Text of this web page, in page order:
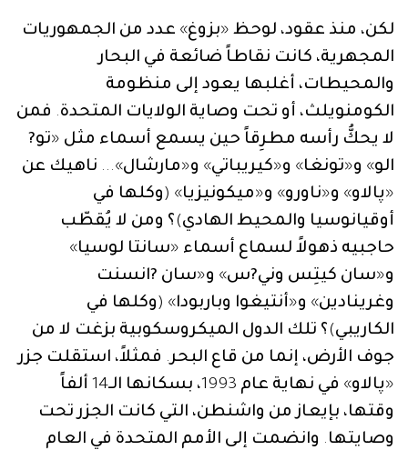
لكن، منذ عقود، لوحظ «بزوغ» عدد من الجمهوريات
المجهرية، كانت نقاطاً ضائعة في البحار
والمحيطات، أغلبها يعود إلى منظومة
الكومنويلث، أو تحت وصاية الولايات المتحدة. فمن
لا يحكُّ رأسه مطرِقاً حين يسمع أسماء مثل «تو?
الو» و«تونغا» و«كيريباتي» و«مارشال»... ناهيك عن
«پالاو» و«ناورو» و«ميكونيزيا» (وكلها في
أوقيانوسيا والمحيط الهادي) ؟ ومن لا يُقطّب
حاجبيه ذهولاً لسماع أسماء «سانتا لوسيا»
و«سان كيتِس وني?س» و«سان ?انسنت
وغرينادين» و«أنتيغوا وباربودا» (وكلها في
الكاريبي) ؟ تلك الدول الميكروسكوبية بزغت لا من
جوف الأرض، إنما من قاع البحر. فمثلاً، استقلت جزر
«پالاو» في نهاية عام ، بسكانها الـ14 ألفاً
وقتها، بإيعاز من واشنطن، التي كانت الجزر تحت
وصايتها . وانضمت إلى الأمم المتحدة في العام